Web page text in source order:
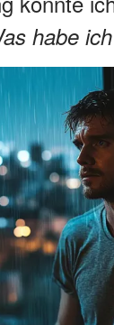
habe